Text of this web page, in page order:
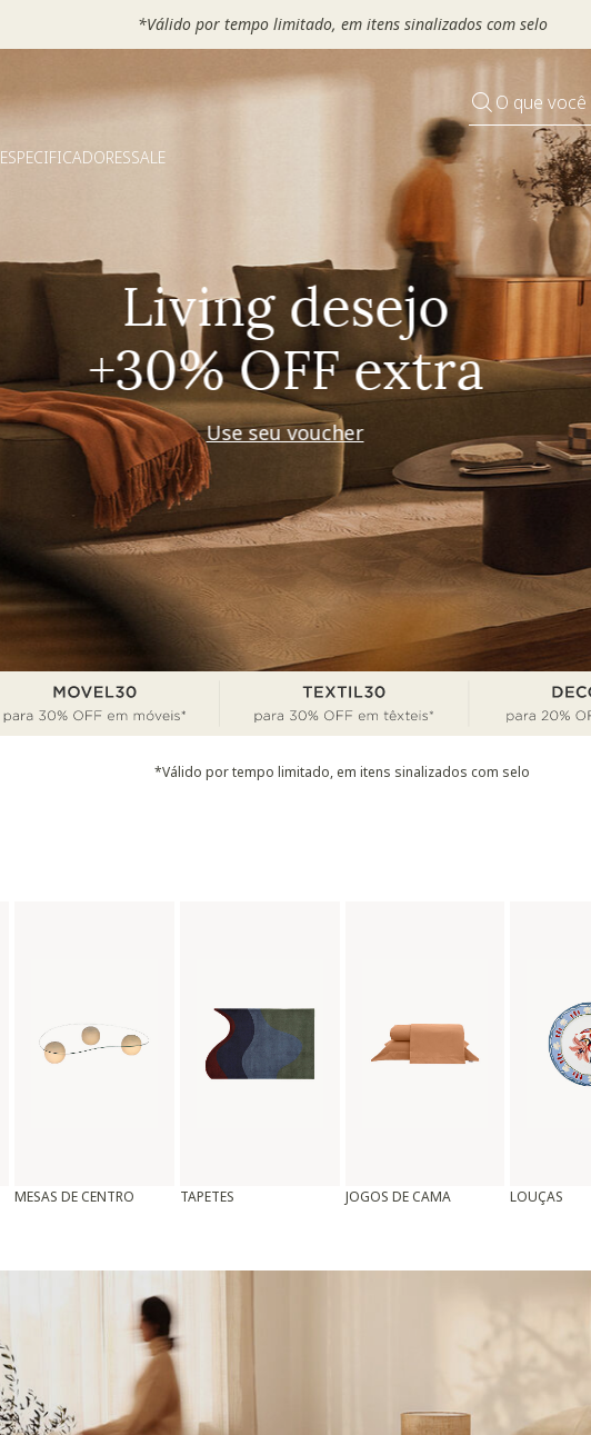
Escolha seu VOUCHER e ganhe até 30% OFF*: useMOVEL30, TEXTIL30 OU
O que
ESPECIFICADORESSALE
Pequenos rituais
Grandes mudanças
Decorar
*Válido por tempo limitado, em itens sinalizados com selo
MESAS DE CENTRO TAPETES JOGOS DE CAMA LOUÇAS